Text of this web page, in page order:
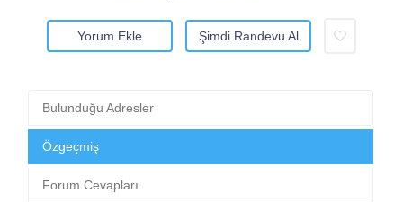
Yorum Ekle Şimdi Randevu Al
Bulunduğu Adresler
Özgeçmiş
Forum Cevapları